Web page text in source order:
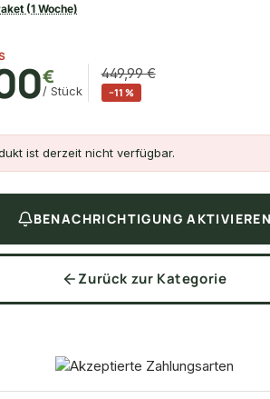
(1 Woche)
€
/ Stück
449,99 €
−11 %
ist derzeit nicht verfügbar.
BENACHRICHTIGUNG AKTIVIEREN
Zurück zur Kategorie